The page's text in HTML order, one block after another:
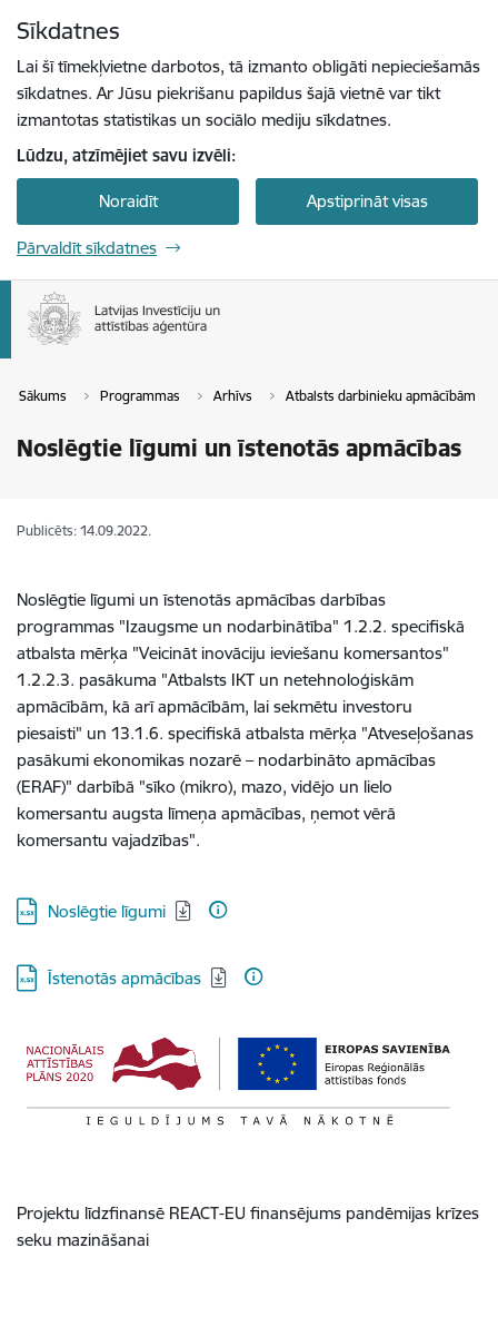
Sīkdatnes
Lai šī tīmekļvietne darbotos, tā izmanto obligāti nepieciešamās
sīkdatnes. Ar Jūsu piekrišanu papildus šajā vietnē var tikt
izmantotas statistikas un sociālo mediju sīkdatnes.
Lūdzu, atzīmējiet savu izvēli:
Noraidīt Apstiprināt visas
Pārvaldīt sīkdatnes
Sākums Programmas Arhīvs Atbalsts darbinieku apmācībām
Noslēgtie līgumi un īstenotās apmācības
Publicēts: 14.09.2022.
Noslēgtie līgumi un īstenotās apmācības darbības
programmas "Izaugsme un nodarbinātība" 1.2.2. specifiskā
atbalsta mērķa "Veicināt inovāciju ieviešanu komersantos"
1.2.2.3. pasākuma "Atbalsts IKT un netehnoloģiskām
apmācībām, kā arī apmācībām, lai sekmētu investoru
piesaisti" un 13.1.6. specifiskā atbalsta mērķa "Atveseļošanas
pasākumi ekonomikas nozarē – nodarbināto apmācības
(ERAF)" darbībā "sīko (mikro), mazo, vidējo un lielo
komersantu augsta līmeņa apmācības, ņemot vērā
komersantu vajadzības".
Lejupielādēt:
Noslēgtie līgumi
Lejupielādēt:
Īstenotās apmācības
Projektu līdzfinansē REACT-EU finansējums pandēmijas krīzes
seku mazināšanai